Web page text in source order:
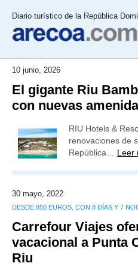
Diario turístico de la República
10 junio, 2026
El gigante Riu
con nuevas
RIU Hotels &
renovaciones de
República… Leer
30 mayo, 2022
DESDE 850 EUROS, CON 8 DÍAS Y 7
Carrefour Viajes
vacacional a Punta
Riu